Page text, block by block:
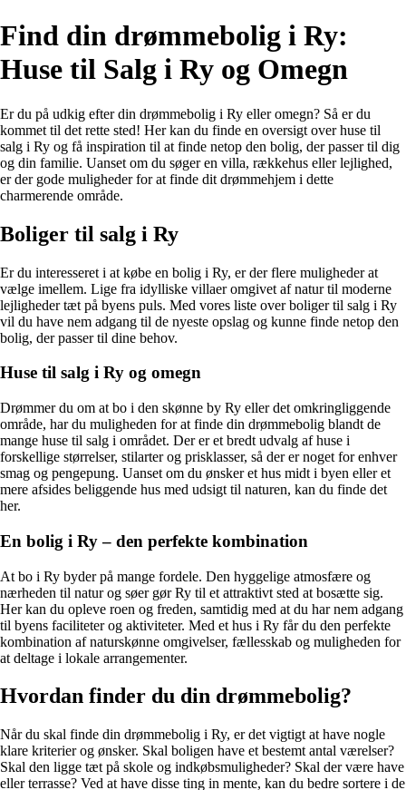
Find din drømmebolig i Ry:
Huse til Salg i Ry og Omegn
Er du på udkig efter din drømmebolig i Ry eller omegn? Så er du
kommet til det rette sted! Her kan du finde en oversigt over huse til
salg i Ry og få inspiration til at finde netop den bolig, der passer til dig
og din familie. Uanset om du søger en villa, rækkehus eller lejlighed,
er der gode muligheder for at finde dit drømmehjem i dette
charmerende område.
Boliger til salg i Ry
Er du interesseret i at købe en bolig i Ry, er der flere muligheder at
vælge imellem. Lige fra idylliske villaer omgivet af natur til moderne
lejligheder tæt på byens puls. Med vores liste over boliger til salg i Ry
vil du have nem adgang til de nyeste opslag og kunne finde netop den
bolig, der passer til dine behov.
Huse til salg i Ry og omegn
Drømmer du om at bo i den skønne by Ry eller det omkringliggende
område, har du muligheden for at finde din drømmebolig blandt de
mange huse til salg i området. Der er et bredt udvalg af huse i
forskellige størrelser, stilarter og prisklasser, så der er noget for enhver
smag og pengepung. Uanset om du ønsker et hus midt i byen eller et
mere afsides beliggende hus med udsigt til naturen, kan du finde det
her.
En bolig i Ry – den perfekte kombination
At bo i Ry byder på mange fordele. Den hyggelige atmosfære og
nærheden til natur og søer gør Ry til et attraktivt sted at bosætte sig.
Her kan du opleve roen og freden, samtidig med at du har nem adgang
til byens faciliteter og aktiviteter. Med et hus i Ry får du den perfekte
kombination af naturskønne omgivelser, fællesskab og muligheden for
at deltage i lokale arrangementer.
Hvordan finder du din drømmebolig?
Når du skal finde din drømmebolig i Ry, er det vigtigt at have nogle
klare kriterier og ønsker. Skal boligen have et bestemt antal værelser?
Skal den ligge tæt på skole og indkøbsmuligheder? Skal der være have
eller terrasse? Ved at have disse ting in mente, kan du bedre sortere i de